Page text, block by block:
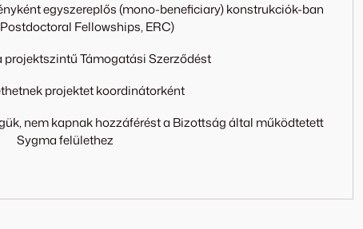
egyszereplős (mono-beneficiary) konstrukciók-ban
Fellowships, ERC)
projektszintű Támogatási Szerződést
projektet koordinátorként
nem kapnak hozzáférést a Bizottság által működtetett
Sygma felülethez